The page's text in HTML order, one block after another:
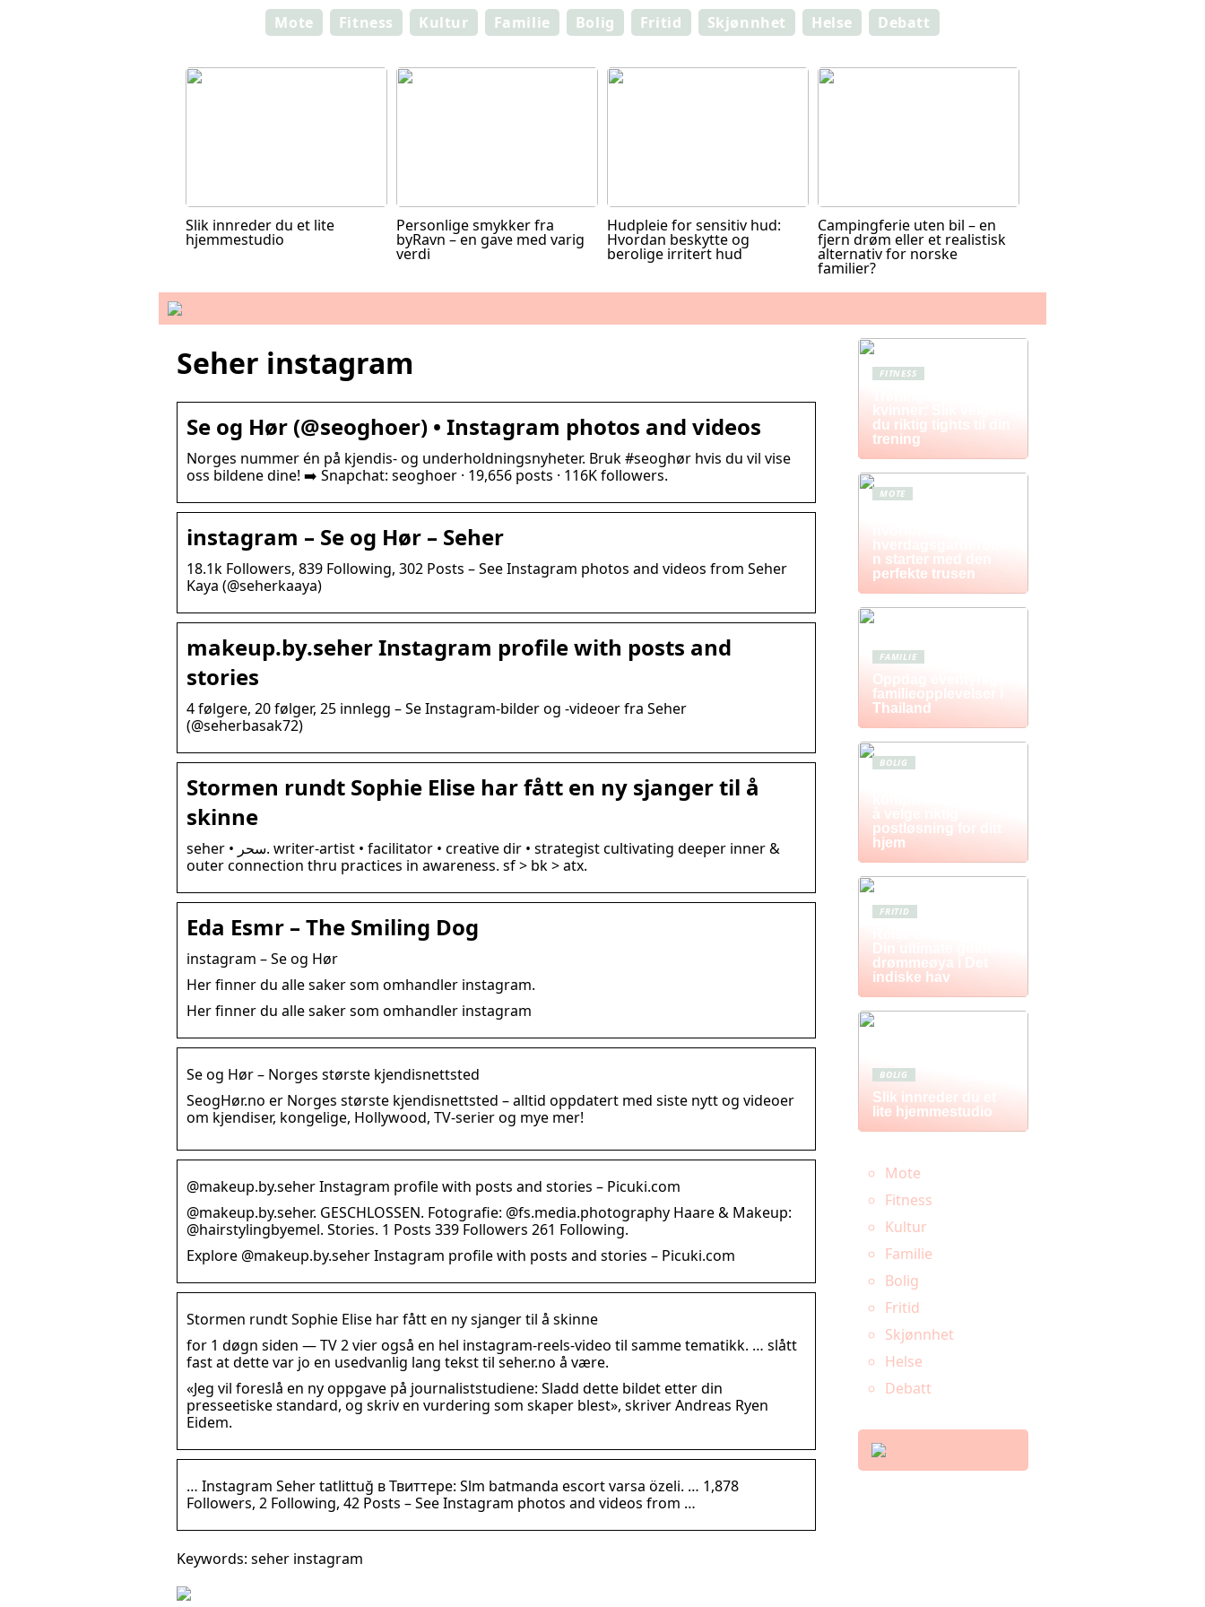
Mote Fitness Kultur Familie Bolig Fritid Skjønnhet Helse Debatt
Slik innreder du et lite
hjemmestudio
Personlige smykker fra
byRavn – en gave med varig
verdi
Hudpleie for sensitiv hud:
Hvordan beskytte og
berolige irritert hud
Campingferie uten bil – en
fjern drøm eller et realistisk
alternativ for norske
familier?
Seher instagram
Se og Hør (@seoghoer) • Instagram photos and videos
Norges nummer én på kjendis- og underholdningsnyheter. Bruk #seoghør hvis du vil vise
oss bildene dine! ➡️ Snapchat: seoghoer · 19,656 posts · 116K followers.
instagram – Se og Hør – Seher
18.1k Followers, 839 Following, 302 Posts – See Instagram photos and videos from Seher
Kaya (@seherkaaya)
makeup.by.seher Instagram profile with posts and
stories
4 følgere, 20 følger, 25 innlegg – Se Instagram-bilder og -videoer fra Seher
(@seherbasak72)
Stormen rundt Sophie Elise har fått en ny sjanger til å
skinne
seher • سحر. writer-artist • facilitator • creative dir • strategist cultivating deeper inner &
outer connection thru practices in awareness. sf > bk > atx.
Eda Esmr – The Smiling Dog
instagram – Se og Hør
Her finner du alle saker som omhandler instagram.
Her finner du alle saker som omhandler instagram
Se og Hør – Norges største kjendisnettsted
SeogHør.no er Norges største kjendisnettsted – alltid oppdatert med siste nytt og videoer
om kjendiser, kongelige, Hollywood, TV-serier og mye mer!
@makeup.by.seher Instagram profile with posts and stories – Picuki.com
@makeup.by.seher. GESCHLOSSEN. Fotografie: @fs.media.photography Haare & Makeup:
@hairstylingbyemel. Stories. 1 Posts 339 Followers 261 Following.
Explore @makeup.by.seher Instagram profile with posts and stories – Picuki.com
Stormen rundt Sophie Elise har fått en ny sjanger til å skinne
for 1 døgn siden — TV 2 vier også en hel instagram-reels-video til samme tematikk. … slått
fast at dette var jo en usedvanlig lang tekst til seher.no å være.
«Jeg vil foreslå en ny oppgave på journaliststudiene: Sladd dette bildet etter din
presseetiske standard, og skriv en vurdering som skaper blest», skriver Andreas Ryen
Eidem.
… Instagram Seher tatlittuğ в Твиттере: Slm batmanda escort varsa özeli. … 1,878
Followers, 2 Following, 42 Posts – See Instagram photos and videos from …
Keywords: seher instagram
FITNESS
kvinner: Slik velger
du riktig tights til din
trening
MOTE
hverdagsgarderobe
n starter med den
perfekte trusen
FAMILIE
Oppdag eventyrlige
familieopplevelser i
Thailand
BOLIG
å velge riktig
postløsning for ditt
hjem
FRITID
Din ultimate guide til
drømmeøya i Det
indiske hav
BOLIG
Slik innreder du et
lite hjemmestudio
Mote
Fitness
Kultur
Familie
Bolig
Fritid
Skjønnhet
Helse
Debatt